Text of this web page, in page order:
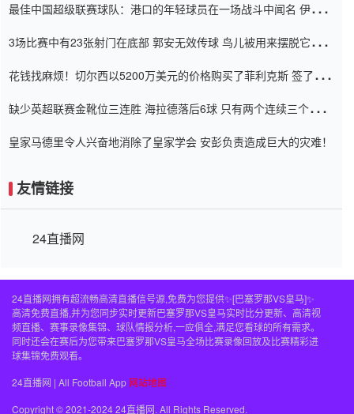
最佳中国超级联赛球队：港口的年轻球员在一场战斗中闻名 伊万放
3场比赛中有23张射门在底部 郭安无效传球 鸟儿被用来摆脱它
花钱找麻烦！切尔西以5200万美元的价格购买了菲利克斯 签了7年
缺少英超联赛金靴位三连胜 海拉德落后6球 只有两个连续三个连续
皇家马德里令人兴奋地消除了皇家学会 安彭负责造成巨大的灾难！
友情链接
24直播网
24直播网拥有超流畅高清直播信号源,免费为您提供✨[巴塞罗那VS皇马]✨
高清免费直播,并为您同步实时更新巴塞罗那VS皇马实时比分更新、高清视
频直播、赛事录像集锦、球队情报分析,一应俱全,满足您看球的所有需求。
同时还会在赛后为您带来巴塞罗那VS皇马全场比赛录像回放及比赛精彩进
球集锦免费观看。
24直播网 | All Football App 网站地图
Copyright © 2021-2024 24直播网. All Rights Reserved.